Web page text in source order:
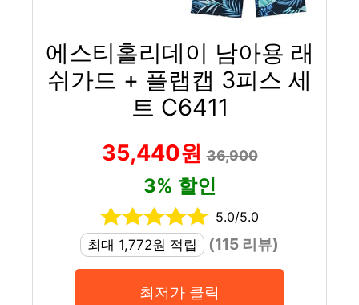
에스티홀리데이 남아용 래
쉬가드 + 플랩캡 3피스 세
트 C6411
35,440원36,900
3% 할인
5.0/5.0
최대 1,772원 적립
(115 리뷰)
최저가 클릭